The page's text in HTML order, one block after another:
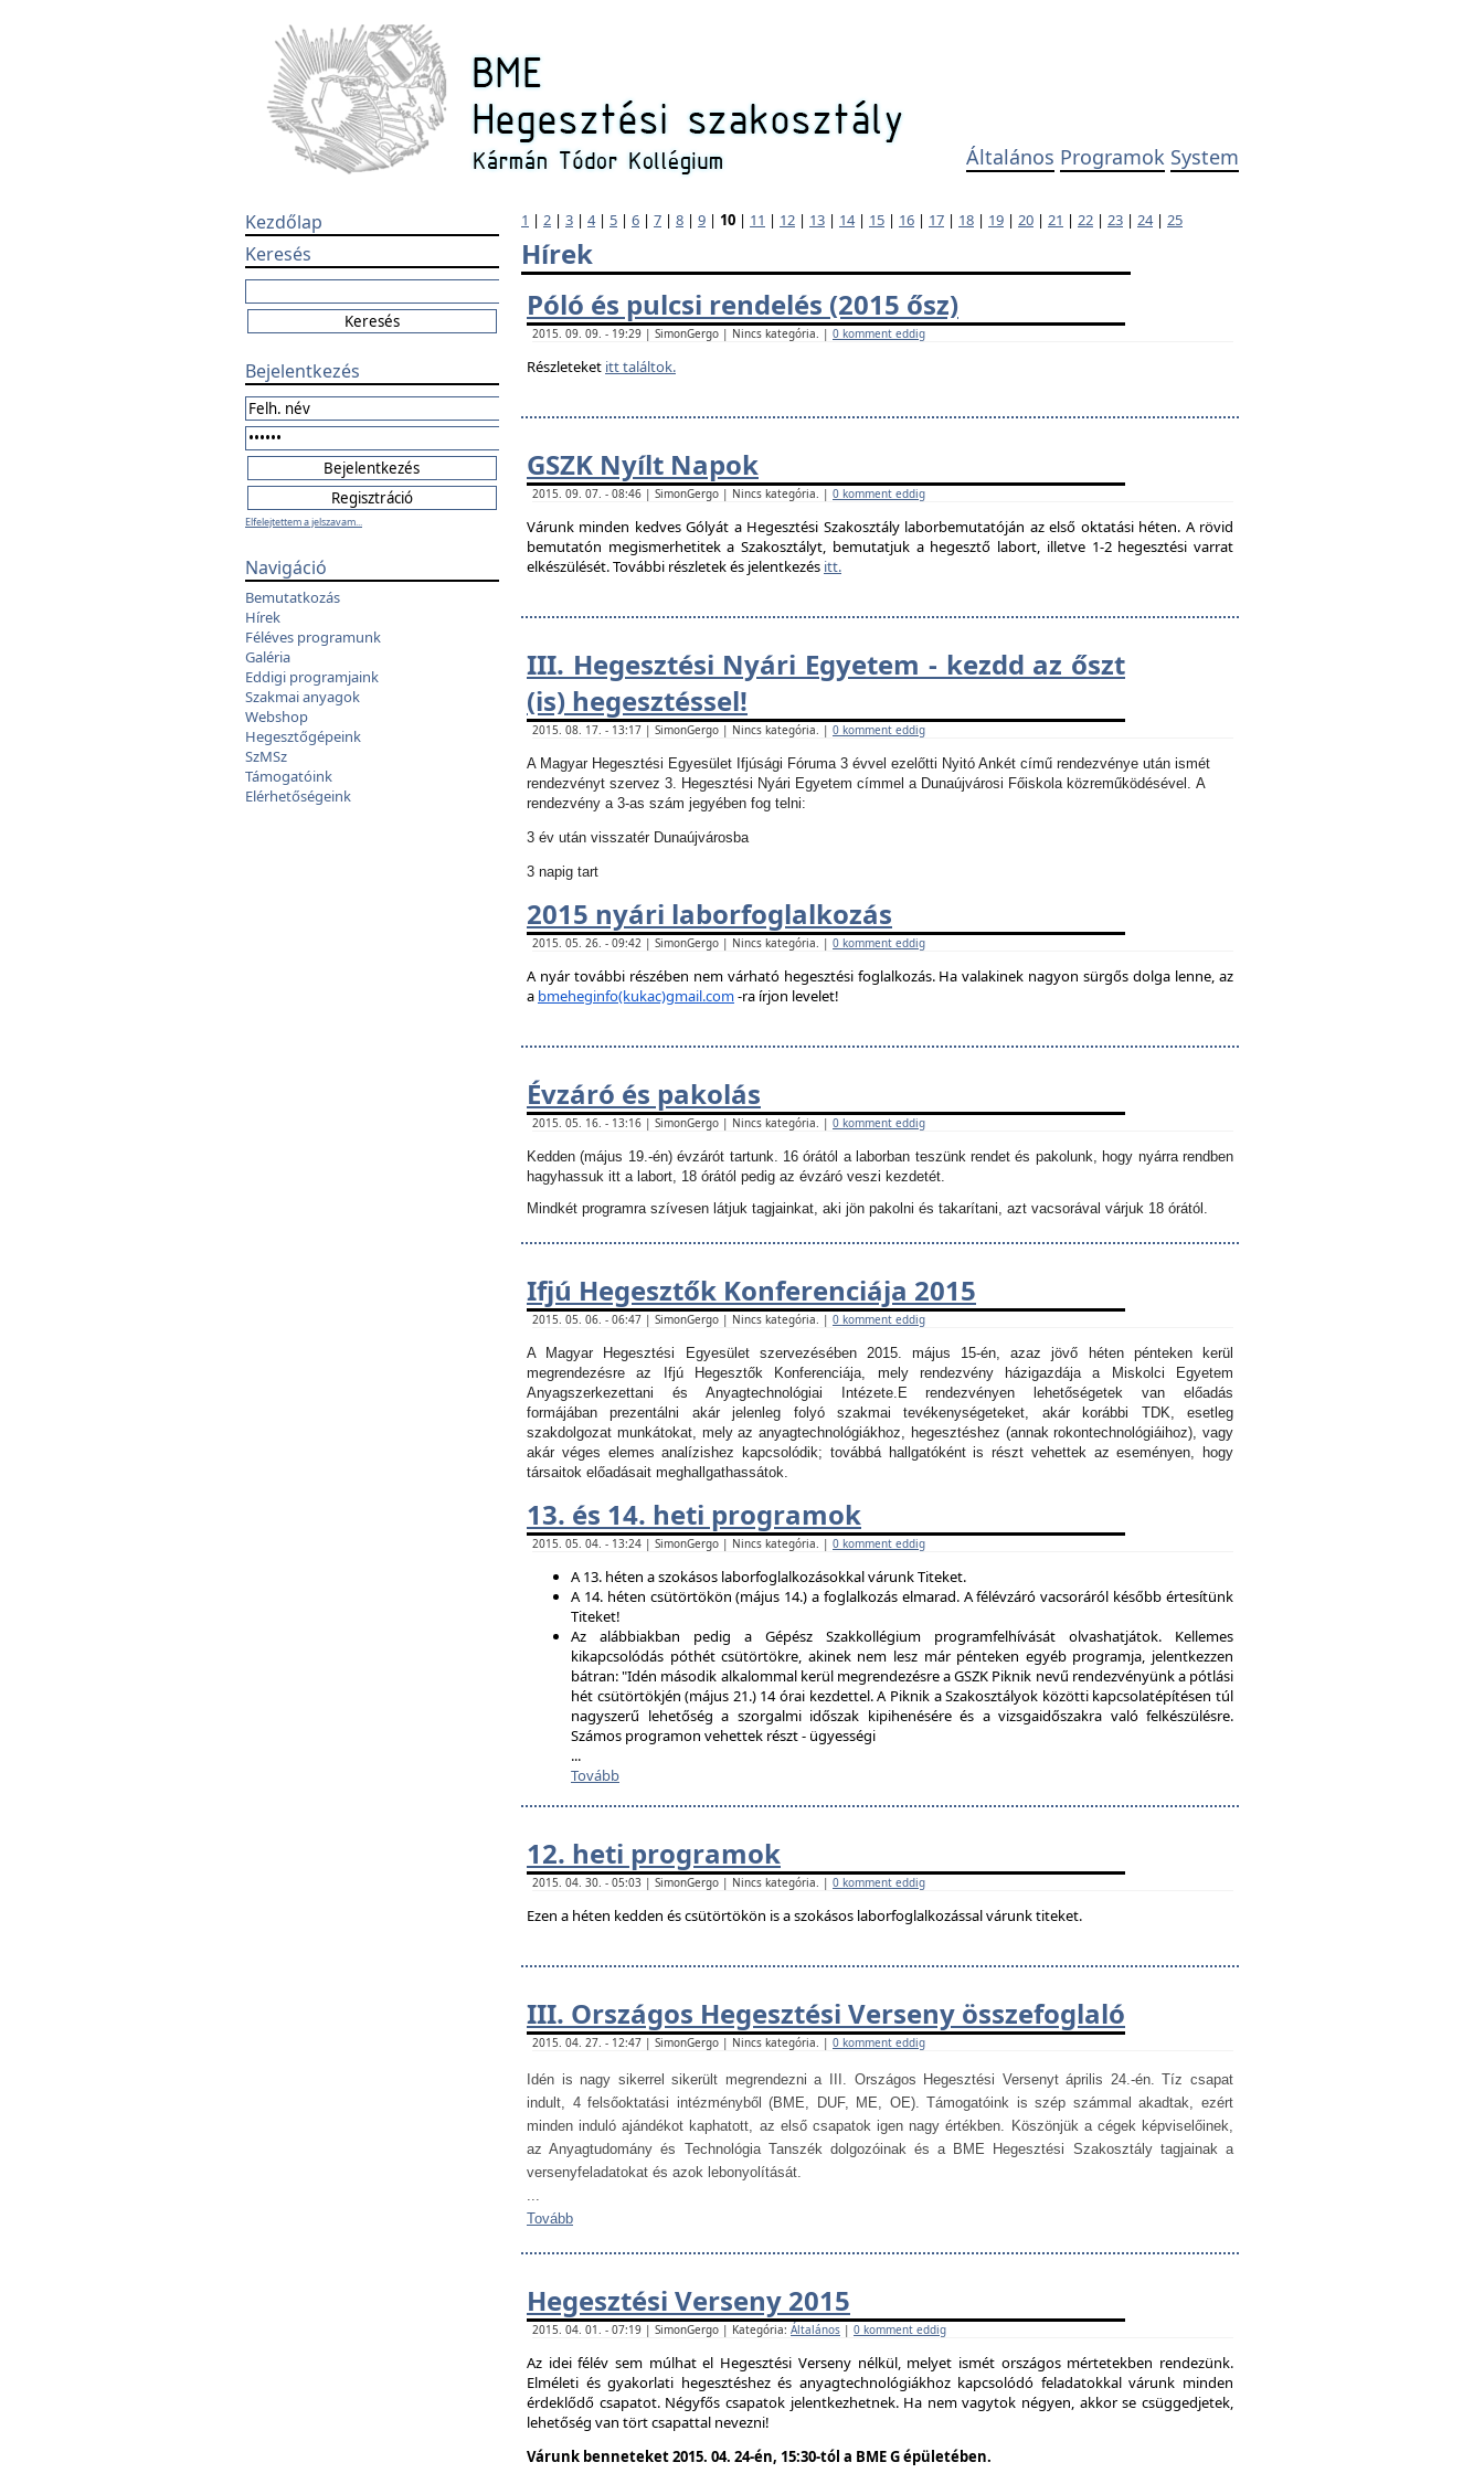
Általános Programok System
Kezdőlap
Keresés
Bejelentkezés
Elfelejtettem a jelszavam...
Navigáció
Bemutatkozás
Hírek
Féléves programunk
Galéria
Eddigi programjaink
Szakmai anyagok
Webshop
Hegesztőgépeink
SzMSz
Támogatóink
Elérhetőségeink
1 | 2 | 3 | 4| 5 | 6 | 7 | 8 | 9 | 10 | 11 | 12 | 13 | 14| 15 | 16 | 17 | 18 | 19 | 20 | 21 | 22 | 23 | 24| 25
Hírek
Póló és pulcsi rendelés (2015 ősz)
2015. 09. 09. - 19:29 | SimonGergo | Nincs kategória. | 0 komment eddig
Részleteket itt találtok.
GSZK Nyílt Napok
2015. 09. 07. - 08:46 | SimonGergo | Nincs kategória. | 0 komment eddig
Várunk minden kedves Gólyát a Hegesztési Szakosztály laborbemutatóján az első oktatási héten. A rövid
bemutatón megismerhetitek a Szakosztályt, bemutatjuk a hegesztő labort, illetve 1-2 hegesztési varrat
elkészülését. További részletek és jelentkezés itt.
III. Hegesztési Nyári Egyetem - kezdd az őszt
(is) hegesztéssel!
2015. 08. 17. - 13:17 | SimonGergo | Nincs kategória. | 0 komment eddig
A Magyar Hegesztési Egyesület Ifjúsági Fóruma 3 évvel ezelőtti Nyitó Ankét című rendezvénye után ismét
rendezvényt szervez 3. Hegesztési Nyári Egyetem címmel a Dunaújvárosi Főiskola közreműködésével. A
rendezvény a 3-as szám jegyében fog telni:
3 év után visszatér Dunaújvárosba
3 napig tart
2015 nyári laborfoglalkozás
2015. 05. 26. - 09:42 | SimonGergo | Nincs kategória. | 0 komment eddig
A nyár további részében nem várható hegesztési foglalkozás. Ha valakinek nagyon sürgős dolga lenne, az
a bmeheginfo(kukac)gmail.com-ra írjon levelet!
Évzáró és pakolás
2015. 05. 16. - 13:16 | SimonGergo | Nincs kategória. | 0 komment eddig
Kedden (május 19.-én) évzárót tartunk. 16 órától a laborban teszünk rendet és pakolunk, hogy nyárra rendben
hagyhassuk itt a labort, 18 órától pedig az évzáró veszi kezdetét.
Mindkét programra szívesen látjuk tagjainkat, aki jön pakolni és takarítani, azt vacsorával várjuk 18 órától.
Ifjú Hegesztők Konferenciája 2015
2015. 05. 06. - 06:47 | SimonGergo | Nincs kategória. | 0 komment eddig
A Magyar Hegesztési Egyesület szervezésében 2015. május 15-én, azaz jövő héten pénteken kerül
megrendezésre az Ifjú Hegesztők Konferenciája, mely rendezvény házigazdája a Miskolci Egyetem
Anyagszerkezettani és Anyagtechnológiai Intézete. E rendezvényen lehetőségetek van előadás
formájában prezentálni akár jelenleg folyó szakmai tevékenységeteket, akár korábbi TDK, esetleg
szakdolgozat munkátokat, mely az anyagtechnológiákhoz, hegesztéshez (annak rokontechnológiáihoz), vagy
akár véges elemes analízishez kapcsolódik; továbbá hallgatóként is részt vehettek az eseményen, hogy
társaitok előadásait meghallgathassátok.
13. és 14. heti programok
2015. 05. 04. - 13:24 | SimonGergo | Nincs kategória. | 0 komment eddig
A 13. héten a szokásos laborfoglalkozásokkal várunk Titeket.
A 14. héten csütörtökön (május 14.) a foglalkozás elmarad. A félévzáró vacsoráról később értesítünk
Titeket!
Az alábbiakban pedig a Gépész Szakkollégium programfelhívását olvashatjátok. Kellemes
kikapcsolódás póthét csütörtökre, akinek nem lesz már pénteken egyéb programja, jelentkezzen
bátran: "Idén második alkalommal kerül megrendezésre a GSZK Piknik nevű rendezvényünk a pótlási
hét csütörtökjén (május 21.) 14 órai kezdettel. A Piknik a Szakosztályok közötti kapcsolatépítésen túl
nagyszerű lehetőség a szorgalmi időszak kipihenésére és a vizsgaidőszakra való felkészülésre.
Számos programon vehettek részt - ügyességi
...
Tovább
12. heti programok
2015. 04. 30. - 05:03 | SimonGergo | Nincs kategória. | 0 komment eddig
Ezen a héten kedden és csütörtökön is a szokásos laborfoglalkozással várunk titeket.
III. Országos Hegesztési Verseny összefoglaló
2015. 04. 27. - 12:47 | SimonGergo | Nincs kategória. | 0 komment eddig
Idén is nagy sikerrel sikerült megrendezni a III. Országos Hegesztési Versenyt április 24.-én. Tíz csapat
indult, 4 felsőoktatási intézményből (BME, DUF, ME, OE). Támogatóink is szép számmal akadtak, ezért
minden induló ajándékot kaphatott, az első csapatok igen nagy értékben. Köszönjük a cégek képviselőinek,
az Anyagtudomány és Technológia Tanszék dolgozóinak és a BME Hegesztési Szakosztály tagjainak a
versenyfeladatokat és azok lebonyolítását.
...
Tovább
Hegesztési Verseny 2015
2015. 04. 01. - 07:19 | SimonGergo | Kategória: Általános | 0 komment eddig
Az idei félév sem múlhat el Hegesztési Verseny nélkül, melyet ismét országos mértetekben rendezünk.
Elméleti és gyakorlati hegesztéshez és anyagtechnológiákhoz kapcsolódó feladatokkal várunk minden
érdeklődő csapatot. Négyfős csapatok jelentkezhetnek. Ha nem vagytok négyen, akkor se csüggedjetek,
lehetőség van tört csapattal nevezni!
Várunk benneteket 2015. 04. 24-én, 15:30-tól a BME G épületében.